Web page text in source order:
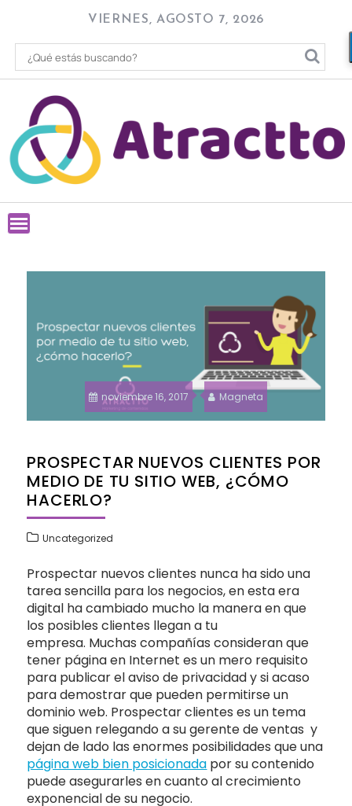
content
VIERNES, AGOSTO 7, 2026
noviembre 16, 2017 Magneta
PROSPECTAR NUEVOS CLIENTES POR
MEDIO DE TU SITIO WEB, ¿CÓMO
HACERLO?
Uncategorized
Prospectar nuevos clientes nunca ha sido una
tarea sencilla para los negocios, en esta era
digital ha cambiado mucho la manera en que
los posibles clientes llegan a tu
empresa. Muchas compañías consideran que
tener página en Internet es un mero requisito
para publicar el aviso de privacidad y si acaso
para demostrar que pueden permitirse un
dominio web. Prospectar clientes es un tema
que siguen relegando a su gerente de ventas y
dejan de lado las enormes posibilidades que una
página web bien posicionada por su contenido
puede asegurarles en cuanto al crecimiento
exponencial de su negocio.